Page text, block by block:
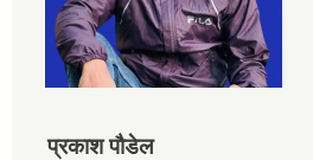
प्रकाश पौडेल